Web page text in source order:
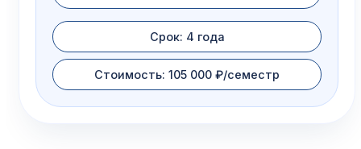
Срок: 4 года
Стоимость: 105 000 ₽/семестр